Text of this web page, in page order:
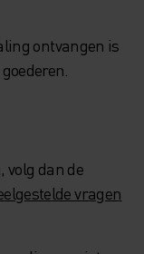
ontvangen is
volg dan de
vragen